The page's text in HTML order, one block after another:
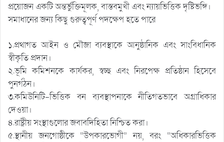
প্রয়োজন একটি অন্তর্ভুক্তিমূলক, বাস্তবমুখী এবং ন্যায়ভিত্তিক দৃষ্টিভঙ্গি।
সমাধানের জন্য কিছু গুরুত্বপূর্ণ পদক্ষেপ হতে পারে
১.প্রথাগত আইন ও মৌজা ব্যবস্থাকে আনুষ্ঠানিক এবং সাংবিধানিক
স্বীকৃতি প্রদান।
২.ভূমি কমিশনকে কার্যকর, স্বচ্ছ এবং নিরপেক্ষ প্রতিষ্ঠান হিসেবে
পুনর্গঠন।
৩.কমিউনিটি-ভিত্তিক বন ব্যবস্থাপনাকে নীতিগতভাবে অগ্রাধিকার
দেওয়া।
৪.রাষ্ট্রীয় সংস্থাগুলোর জবাবদিহিতা নিশ্চিত করা।
৫.স্থানীয় জনগোষ্ঠীকে “উপকারভোগী” নয়, বরং “অধিকারভিত্তিক